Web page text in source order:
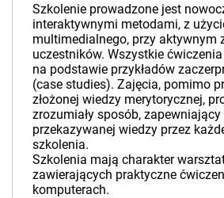
Szkolenie prowadzone jest
interaktywnymi metodami, z
multimedialnego, przy aktywnym
uczestników. Wszystkie
na podstawie przykładów
(case studies). Zajęcia, pomimo
złożonej wiedzy merytorycznej,
zrozumiały sposób,
przekazywanej wiedzy przez
szkolenia.
Szkolenia mają charakter
zawierających praktyczne
komputerach.